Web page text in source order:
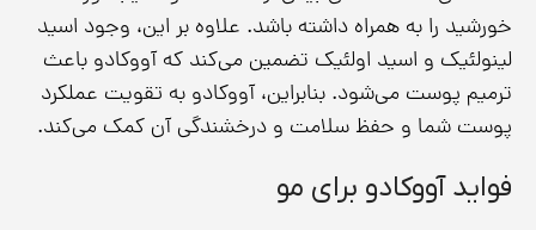
خورشید را به همراه داشته باشد. علاوه بر این، وجود اسید
لینولئیک و اسید اولئیک تضمین می‌کند که آووکادو باعث
ترمیم پوست می‌شود. بنابراین، آووکادو به تقویت عملکرد
پوست شما و حفظ سلامت و درخشندگی آن کمک می‌کند.
فواید آووکادو برای مو